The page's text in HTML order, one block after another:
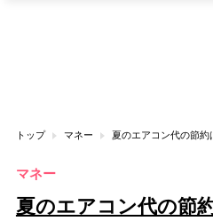
トップ マネー
マネー
夏のエアコン代の節